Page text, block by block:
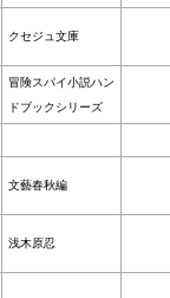
クセジュ文庫
冒険スパイ小説ハン
ドブックシリーズ
文藝春秋編
浅木原忍